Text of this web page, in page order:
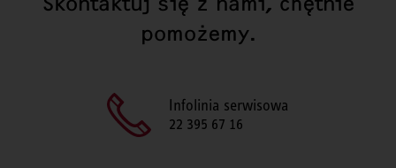
pomożemy.
Infolinia serwisowa
22 395 67 16